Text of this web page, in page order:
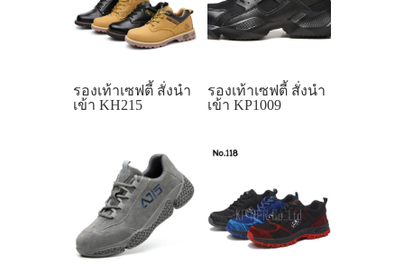
รองเท้าเซฟตี้ สั่งนำ
เข้า KH215
รองเท้าเซฟตี้ สั่งนำ
เข้า KP1009